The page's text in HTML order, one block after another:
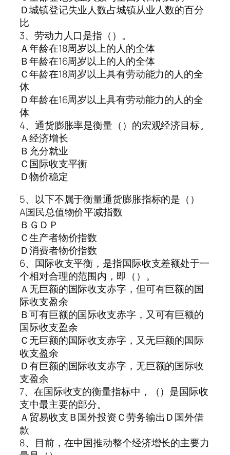
Ｄ城镇登记失业人数占城镇从业人数的百分
比
3、劳动力人口是指（）。
Ａ年龄在18周岁以上的人的全体
Ｂ年龄在16周岁以上的人的全体
Ｃ年龄在18周岁以上具有劳动能力的人的全
体
Ｄ年龄在16周岁以上具有劳动能力的人的全
体
4、通货膨胀率是衡量（）的宏观经济目标。
Ａ经济增长
Ｂ充分就业
Ｃ国际收支平衡
Ｄ物价稳定
5、以下不属于衡量通货膨胀指标的是（）
A国民总值物价平减指数
ＢＧＤＰ
Ｃ生产者物价指数
Ｄ消费者物价指数
6、国际收支平衡，是指国际收支差额处于一
个相对合理的范围内，即（）。
Ａ无巨额的国际收支赤字，但可有巨额的国
际收支盈余
Ｂ可有巨额的国际收支赤字，又可有巨额的
国际收支盈余
Ｃ无巨额的国际收支赤字，又无巨额的国际
收支盈余
Ｄ有巨额的国际收支赤字，无巨额的国际收
支盈余
7、在国际收支的衡量指标中，（）是国际收
支中最主要的部分。
Ａ贸易收支Ｂ国外投资Ｃ劳务输出Ｄ国外借
款
8、目前，在中国推动整个经济增长的主要力